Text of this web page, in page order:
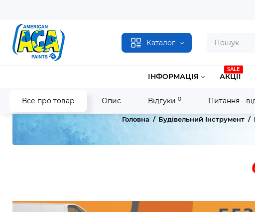
Каталог
ІНФОРМАЦІЯ
SALE
АКЦІЇ
Все про товар Опис Відгуки 0 Питання -
Головна Будівельний Інструмент